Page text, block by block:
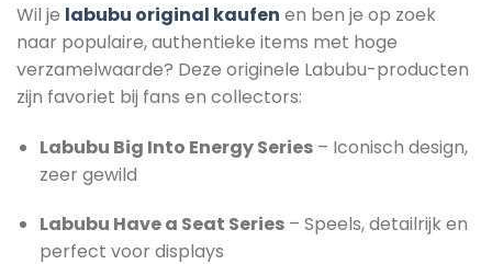
Wil je labubu original kaufen en ben je op zoek
naar populaire, authentieke items met hoge
verzamelwaarde? Deze originele Labubu-producten
zijn favoriet bij fans en collectors:
Labubu Big Into Energy Series– Iconisch design,
zeer gewild
Labubu Have a Seat Series– Speels, detailrijk en
perfect voor displays